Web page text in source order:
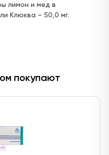
Под заказ: 1103
8 Под заказ: 1103
деревни
Доступен для получения:
лимон и мед в
Клюква – 50,0 мг.
покупают